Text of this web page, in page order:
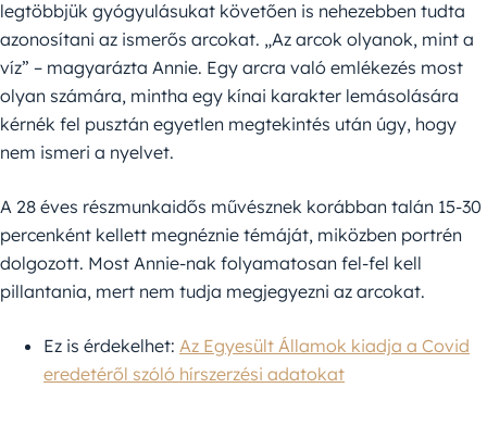
legtöbbjük gyógyulásukat követően is nehezebben tudta
azonosítani az ismerős arcokat. „Az arcok olyanok, mint a
víz” – magyarázta Annie. Egy arcra való emlékezés most
olyan számára, mintha egy kínai karakter lemásolására
kérnék fel pusztán egyetlen megtekintés után úgy, hogy
nem ismeri a nyelvet.
A 28 éves részmunkaidős művésznek korábban talán 15-30
percenként kellett megnéznie témáját, miközben portrén
dolgozott. Most Annie-nak folyamatosan fel-fel kell
pillantania, mert nem tudja megjegyezni az arcokat.
Ez is érdekelhet: Az Egyesült Államok kiadja a Covid
eredetéről szóló hírszerzési adatokat